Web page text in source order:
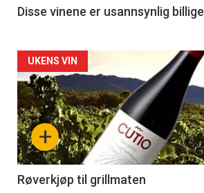
3
Disse vinene er usannsynlig billige
Forsiden
akkurat
nå
-
4
+
UKENS VIN
Røverkjøp til grillmaten